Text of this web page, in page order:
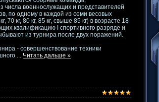
числа военнослужащих и представителей
по одному в каждой из семи весовых
70 кг, 80 кг, 85 кг, свыше 85 кг) в возрасте 18
квалификацию I спортивного разряде и
из турнира после двух поражений.
- совершенствование техники
Читать дальше »